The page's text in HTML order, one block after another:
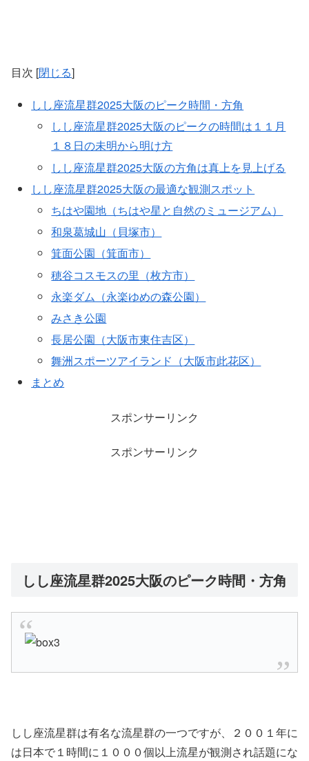
目次 [閉じる]
しし座流星群2025大阪のピーク時間・方角
しし座流星群2025大阪のピークの時間は１１月
１８日の未明から明け方
しし座流星群2025大阪の方角は真上を見上げる
しし座流星群2025大阪の最適な観測スポット
ちはや園地（ちはや星と自然のミュージアム）
和泉葛城山（貝塚市）
箕面公園（箕面市）
穂谷コスモスの里（枚方市）
永楽ダム（永楽ゆめの森公園）
みさき公園
長居公園（大阪市東住吉区）
舞洲スポーツアイランド（大阪市此花区）
まとめ
スポンサーリンク
スポンサーリンク
しし座流星群2025大阪のピーク時間・方角
しし座流星群は有名な流星群の一つですが、２００１年に
は日本で１時間に１０００個以上流星が観測され話題にな